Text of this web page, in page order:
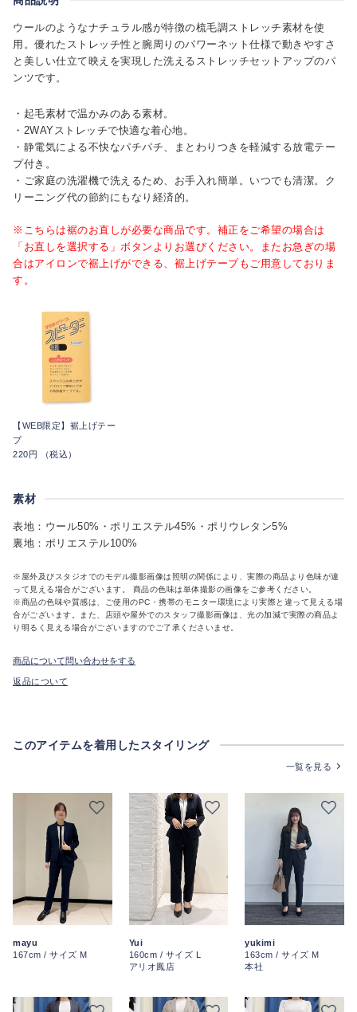
ウールのようなナチュラル感が特徴の梳毛調ストレッチ素材を使
用。優れたストレッチ性と腕周りのパワーネット仕様で動きやすさ
と美しい仕立て映えを実現した洗えるストレッチセットアップのパ
ンツです。
・起毛素材で温かみのある素材。
・2WAYストレッチで快適な着心地。
・静電気による不快なパチパチ、まとわりつきを軽減する放電テー
プ付き。
・ご家庭の洗濯機で洗えるため、お手入れ簡単。いつでも清潔。ク
リーニング代の節約にもなり経済的。
※こちらは裾のお直しが必要な商品です。補正をご希望の場合は
「お直しを選択する」ボタンよりお選びください。またお急ぎの場
合はアイロンで裾上げができる、裾上げテープもご用意しておりま
す。
【WEB限定】裾上げテー
プ
220円 （税込）
素材
表地：ウール50%・ポリエステル45%・ポリウレタン5%
裏地：ポリエステル100%
※屋外及びスタジオでのモデル撮影画像は照明の関係により、実際の商品より色味が違
って見える場合がございます。 商品の色味は単体撮影の画像をご参考ください。
※商品の色味や質感は、ご使用のPC・携帯のモニター環境により実際と違って見える場
合がございます。また、店頭や屋外でのスタッフ撮影画像は、光の加減で実際の商品よ
り明るく見える場合がございますのでご了承くださいませ。
商品について問い合わせをする
返品について
このアイテムを着用したスタイリング
一覧を見る
mayu
167cm / サイズ M
Yui
160cm / サイズ L
アリオ鳳店
yukimi
163cm / サイズ M
本社